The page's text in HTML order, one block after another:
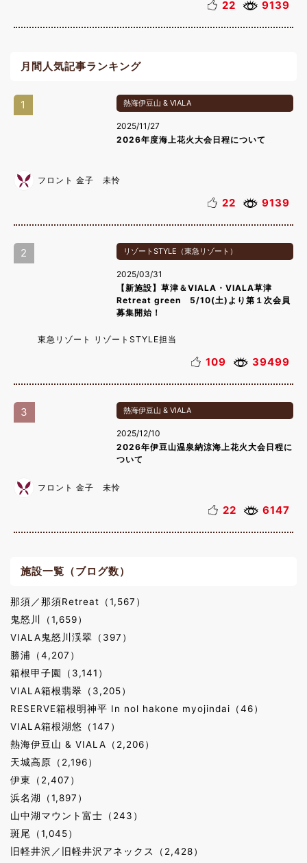
22 9139
月間人気記事ランキング
1 熱海伊豆山 & VIALA
2025/11/27
2026年度海上花火大会日程について
フロント 金子 未怜
22 9139
2 リゾートSTYLE（東急リゾート）
2025/03/31
【新施設】草津＆VIALA・VIALA草津
Retreat green 5/10(土)より第１次会員
募集開始！
東急リゾート リゾートSTYLE担当
109 39499
3 熱海伊豆山 & VIALA
2025/12/10
2026年伊豆山温泉納涼海上花火大会日程に
ついて
フロント 金子 未怜
22 6147
施設一覧（ブログ数）
那須／那須Retreat（1,567）
鬼怒川（1,659）
VIALA鬼怒川渓翠（397）
勝浦（4,207）
箱根甲子園（3,141）
VIALA箱根翡翠（3,205）
RESERVE箱根明神平 In nol hakone myojindai（46）
VIALA箱根湖悠（147）
熱海伊豆山 & VIALA（2,206）
天城高原（2,196）
伊東（2,407）
浜名湖（1,897）
山中湖マウント富士（243）
斑尾（1,045）
旧軽井沢／旧軽井沢アネックス（2,428）